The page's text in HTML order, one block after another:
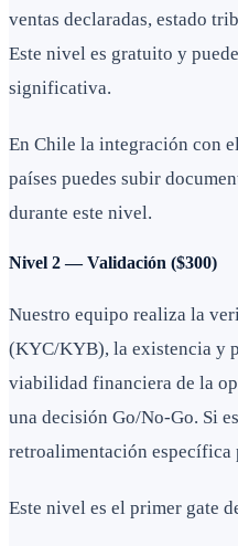
ventas declaradas, estado
Este nivel es gratuito y
significativa.
En Chile la integración con
países puedes subir
durante este nivel.
Nivel 2 — Validación ($300)
Nuestro equipo realiza la
(KYC/KYB), la existencia y
viabilidad financiera de la
una decisión Go/No-Go. Si
retroalimentación específica
Este nivel es el primer gate